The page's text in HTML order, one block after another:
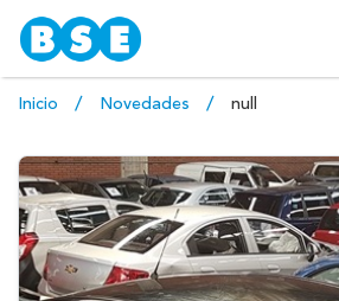
Inicio Novedades null